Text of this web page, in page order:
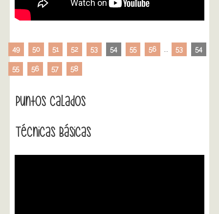
49 50 51 52 53 54 55 56 53 54
55 56 57 58
Puntos Calados
Técnicas Básicas